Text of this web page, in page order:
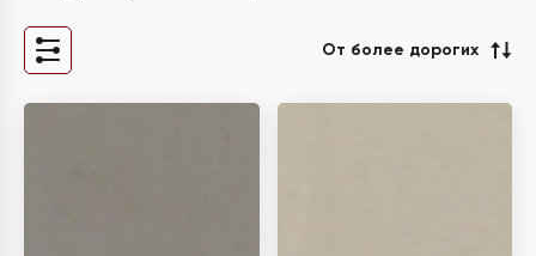
От более дорогих